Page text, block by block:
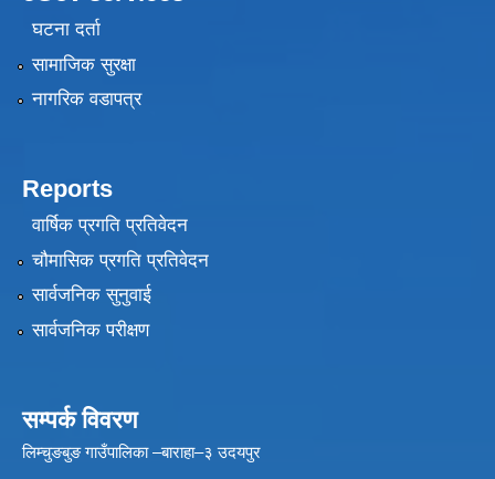
घटना दर्ता
सामाजिक सुरक्षा
नागरिक वडापत्र
Reports
वार्षिक प्रगति प्रतिवेदन
चौमासिक प्रगति प्रतिवेदन
सार्वजनिक सुनुवाई
सार्वजनिक परीक्षण
सम्पर्क विवरण
लिम्चुङबुङ गाउँपालिका –बाराहा–३ उदयपुर